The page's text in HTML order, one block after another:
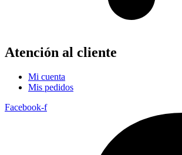
Atención al cliente
Mi cuenta
Mis pedidos
Facebook-f